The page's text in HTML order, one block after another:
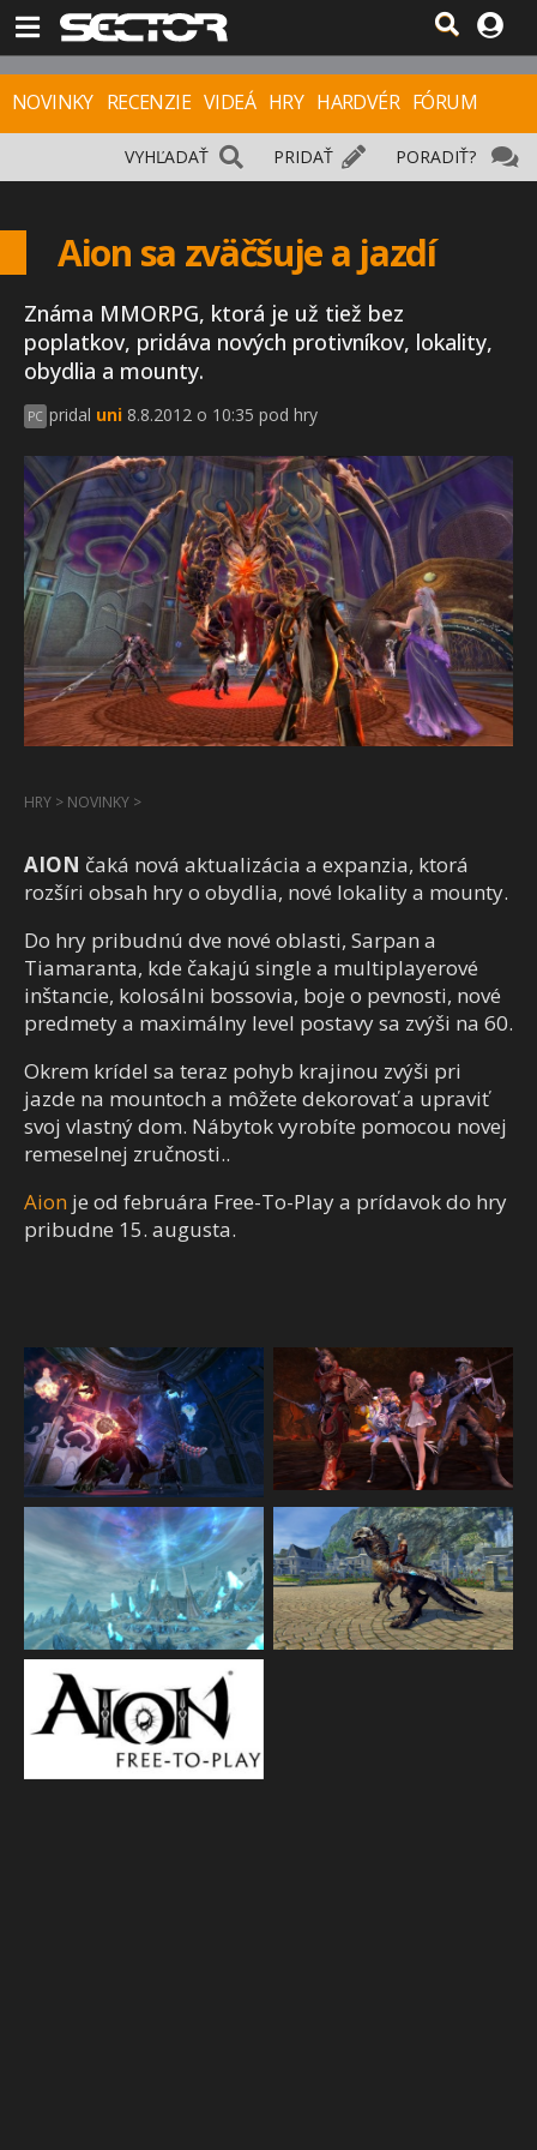
NOVINKY RECENZIE VIDEÁ HRY HARDVÉR FÓRUM
PORADIŤ?
PRIDAŤ
VYHĽADAŤ
Aion sa zväčšuje a jazdí
Známa MMORPG, ktorá je už tiež bez
poplatkov, pridáva nových protivníkov, lokality,
obydlia a mounty.
PC pridal uni 8.8.2012 o 10:35 pod hry
HRY > NOVINKY >
AION čaká nová aktualizácia a expanzia, ktorá
rozšíri obsah hry o obydlia, nové lokality a mounty.
Do hry pribudnú dve nové oblasti, Sarpan a
Tiamaranta, kde čakajú single a multiplayerové
inštancie, kolosálni bossovia, boje o pevnosti, nové
predmety a maximálny level postavy sa zvýši na 60.
Okrem krídel sa teraz pohyb krajinou zvýši pri
jazde na mountoch a môžete dekorovať a upraviť
svoj vlastný dom. Nábytok vyrobíte pomocou novej
remeselnej zručnosti..
Aion je od februára Free-To-Play a prídavok do hry
pribudne 15. augusta.